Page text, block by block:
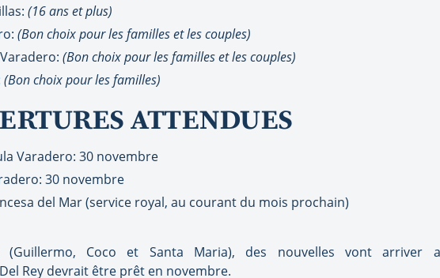
(16 ans et plus)
(Bon choix pour les familles et les couples)
(Bon choix pour les familles et les couples)
(Bon choix pour les familles)
ATTENDUES
Varadero: 30 novembre
30 novembre
del Mar (service royal, au courant du mois prochain)
(Guillermo, Coco et Santa Maria), des nouvelles vont arriver
Rey devrait être prêt en novembre.